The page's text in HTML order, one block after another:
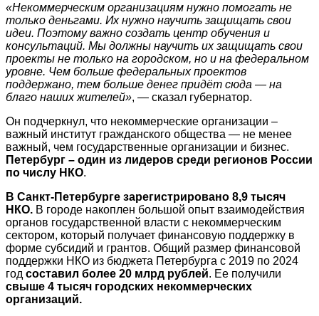
«Некоммерческим организациям нужно помогать не
только деньгами. Их нужно научить защищать свои
идеи. Поэтому важно создать центр обучения и
консультаций. Мы должны научить их защищать свои
проекты не только на городском, но и на федеральном
уровне. Чем больше федеральных проектов
поддержано, тем больше денег придёт сюда — на
благо наших жителей», — сказал губернатор.
Он подчеркнул, что некоммерческие организации –
важный институт гражданского общества — не менее
важный, чем государственные организации и бизнес.
Петербург – один из лидеров среди регионов России
по числу НКО.
В Санкт‑Петербурге зарегистрировано 8,9 тысяч
НКО. В городе накоплен большой опыт взаимодействия
органов государственной власти с некоммерческим
сектором, который получает финансовую поддержку в
форме субсидий и грантов. Общий размер финансовой
поддержки НКО из бюджета Петербурга с 2019 по 2024
год составил более 20 млрд рублей. Ее получили
свыше 4 тысяч городских некоммерческих
организаций.